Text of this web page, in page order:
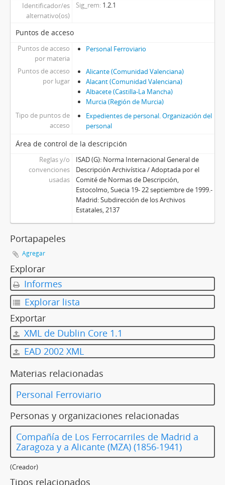
Identificador/es
alternativo(os)
Sig_rem 1.2.1
Puntos de acceso
Puntos de acceso
por materia
Personal Ferroviario
Puntos de acceso
por lugar
Alicante (Comunidad Valenciana)
Alacant (Comunidad Valenciana)
Albacete (Castilla-La Mancha)
Murcia (Región de Murcia)
Tipo de puntos de
acceso
Expedientes de personal. Organización del
personal
Área de control de la descripción
Reglas y/o
convenciones
usadas
ISAD (G): Norma Internacional General de
Descripción Archivística / Adoptada por el
Comité de Normas de Descripción,
Estocolmo, Suecia 19- 22 septiembre de 1999.-
Madrid: Subdirección de los Archivos
Estatales, 2137
Portapapeles
Agregar
Explorar
Informes
Explorar lista
Exportar
XML de Dublin Core 1.1
EAD 2002 XML
Materias relacionadas
Personal Ferroviario
Personas y organizaciones relacionadas
Compañía de Los Ferrocarriles de Madrid a
Zaragoza y a Alicante (MZA) (1856-1941)
(Creador)
Tipos relacionados